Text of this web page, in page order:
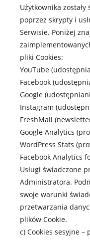
Użytkownika
poprzez skrypty i
Serwisie. Poniżej
pliki Cookies:
YouTube
Facebook
Google
Instagram
FreshMail
Google Analytics
WordPress Stats
Facebook Analytics
Usługi świadczone
Administratora.
swoje warunki
przetwarzania
plików Cookie.
c) Cookies sesyjne